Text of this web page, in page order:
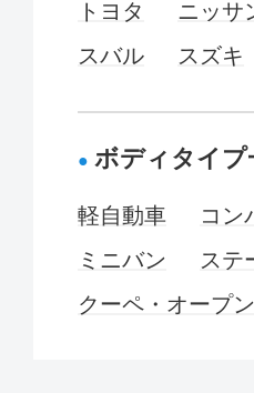
トヨタ ニッサ
スバル
スズキ
ボディタイプ
軽自動車
コン
ミニバン
ステ
クーペ・オープン